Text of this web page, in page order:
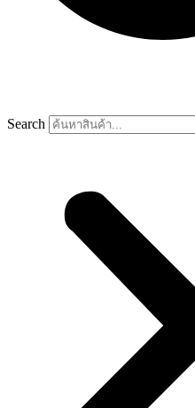
Search